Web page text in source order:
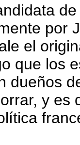
por
el
que los
dueños
y es